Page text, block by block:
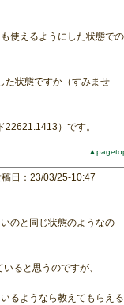
使えるようにした状態での
た状態ですか（すみませ
）です。
稿日：23/03/25-10:47
のと同じ状態のようなの
ると思うのですが、
るようなら教えてもらえる